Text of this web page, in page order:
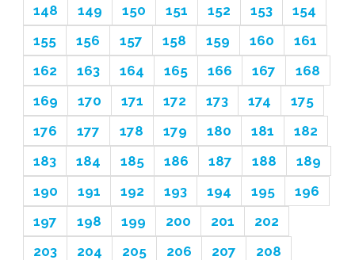
148 149 150 151 152 153
154
155
156 157 158 159 160
161
162
163 164 165 166 167
168
169
170 171 172 173 174
175
176
177 178 179 180 181
182
183
184 185 186 187 188
189
190
191 192 193 194 195
196
197
198 199 200 201
202
203
204 205 206 207
208